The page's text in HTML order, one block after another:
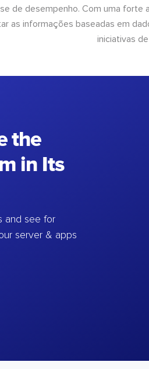
de desempenho. Com uma forte
as informações baseadas em
iniciativas
the
in Its
and see for
server & apps